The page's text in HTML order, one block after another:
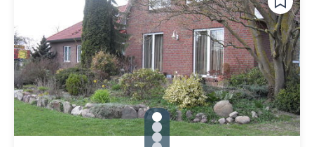
gallery.slide_selector
Zu Slide 1 wechseln
Zu Slide 2 wechseln